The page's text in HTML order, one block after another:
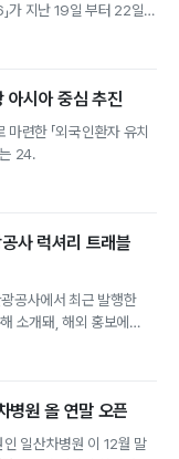
가 지난 19일 부터 22일
시아 중심 추진
마련한 「외국인환자 유치
24.
사 럭셔리 트래블
공사에서 최근 발행한
소개돼, 해외 홍보에
병원 올 연말 오픈
일산차병원 이 12월 말